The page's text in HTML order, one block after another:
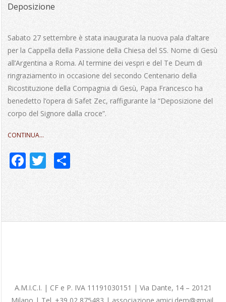
Deposizione
29
Sabato 27 settembre è stata inaugurata la nuova pala d’altare
per la Cappella della Passione della Chiesa del SS. Nome di Gesù
all’Argentina a Roma. Al termine dei vespri e del Te Deum di
ringraziamento in occasione del secondo Centenario della
Ricostituzione della Compagnia di Gesù, Papa Francesco ha
benedetto l’opera di Safet Zec, raffigurante la “Deposizione del
corpo del Signore dalla croce”.
CONTINUA…
Facebook
Twitter
A.M.I.C.I. | CF e P. IVA 11191030151 | Via Dante, 14 – 20121